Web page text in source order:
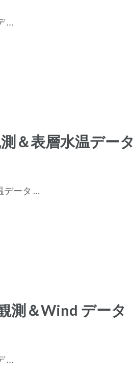
…
＆表層水温データ
データ …
測＆Wind データ
…